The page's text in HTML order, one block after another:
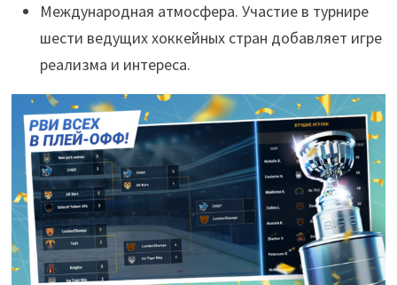
Международная атмосфера. Участие в турнире
шести ведущих хоккейных стран добавляет игре
реализма и интереса.